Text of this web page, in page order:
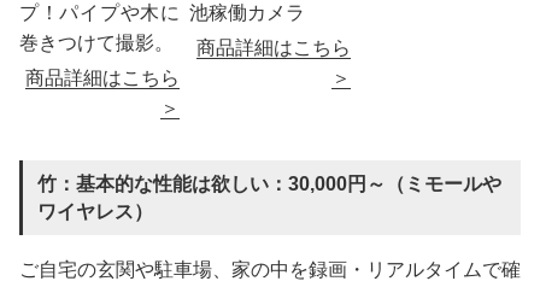
プ！パイプや木に
巻きつけて撮影。
商品詳細はこちら
＞
池稼働カメラ
商品詳細はこちら
＞
竹：基本的な性能は欲しい：30,000円～（ミモールや
ワイヤレス）
ご自宅の玄関や駐車場、家の中を録画・リアルタイムで確